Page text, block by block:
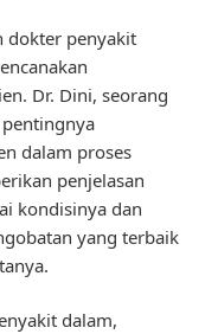
dokter penyakit
Dr. Dini, seorang
dalam proses
penjelasan
kondisinya dan
yang terbaik
dalam,